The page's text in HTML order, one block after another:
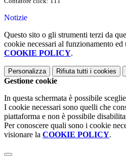
Notizie
Questo sito o gli strumenti terzi da
cookie necessari al funzionamento
COOKIE POLICY.
Personalizza Rifiuta tutti i cookies
Gestione cookie
In questa schermata è possibile
I cookie necessari sono quelli che
piattaforma e non è possibile
Per conoscere quali sono i cookie
visionare la COOKIE POLICY.